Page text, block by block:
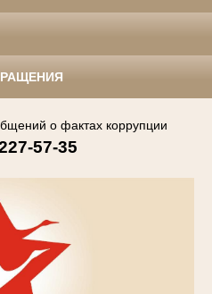
о фактах коррупции
57-35